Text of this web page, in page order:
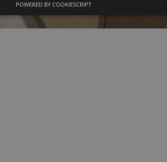
POWERED BY COOKIESCRIPT